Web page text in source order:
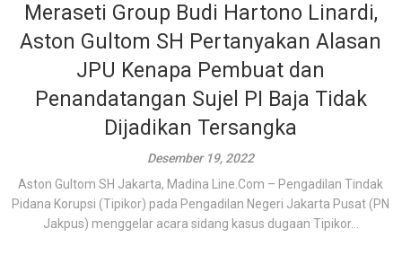
Meraseti Group Budi Hartono Linardi,
Aston Gultom SH Pertanyakan Alasan
JPU Kenapa Pembuat dan
Penandatangan Sujel PI Baja Tidak
Dijadikan Tersangka
Desember 19, 2022
Aston Gultom SH Jakarta, Madina Line.Com – Pengadilan Tindak
Pidana Korupsi (Tipikor) pada Pengadilan Negeri Jakarta Pusat (PN
Jakpus) menggelar acara sidang kasus dugaan Tipikor...